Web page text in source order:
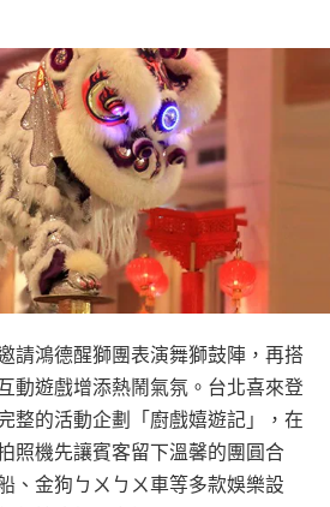
請鴻德醒獅團表演舞獅鼓陣，再搭
動遊戲增添熱鬧氣氛。台北喜來登
整的活動企劃「廚戲嬉遊記」，在
照機先讓賓客留下溫馨的團圓合
、金狗ㄅㄨㄅㄨ車等多款娛樂設